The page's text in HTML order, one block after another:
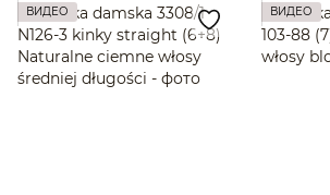
ВИДЕО ВИДЕО